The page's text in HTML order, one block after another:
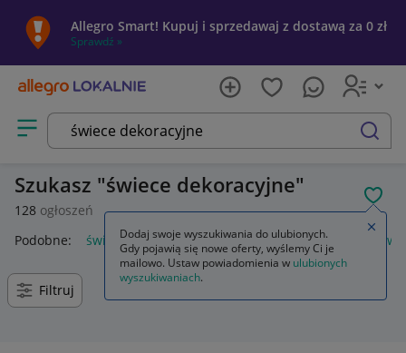
Allegro Smart! Kupuj i sprzedawaj z dostawą za 0 zł
Sprawdź »
Otwórz menu z kategoriami
szukaj
Szukasz świece dekoracyjne
128 ogłoszeń
Podobne: świece dekoracyjne dekoracje świece na stół
Filtruj
Dodaj swoje wyszukiwania do ulubionych.
Gdy pojawią się nowe oferty, wyślemy Ci je
mailowo. Ustaw powiadomienia w ulubionych
wyszukiwaniach.